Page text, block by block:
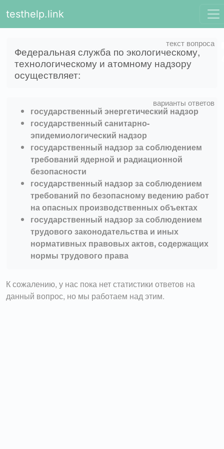
testhelp.link
Федеральная служба по экологическому,
технологическому и атомному надзору
осуществляет:
государственный энергетический надзор
государственный санитарно-
эпидемиологический надзор
государственный надзор за соблюдением
требований ядерной и радиационной
безопасности
государственный надзор за соблюдением
требований по безопасному ведению работ
на опасных производственных объектах
государственный надзор за соблюдением
трудового законодательства и иных
нормативных правовых актов, содержащих
нормы трудового права
К сожалению, у нас пока нет статистики ответов на
данный вопрос, но мы работаем над этим.